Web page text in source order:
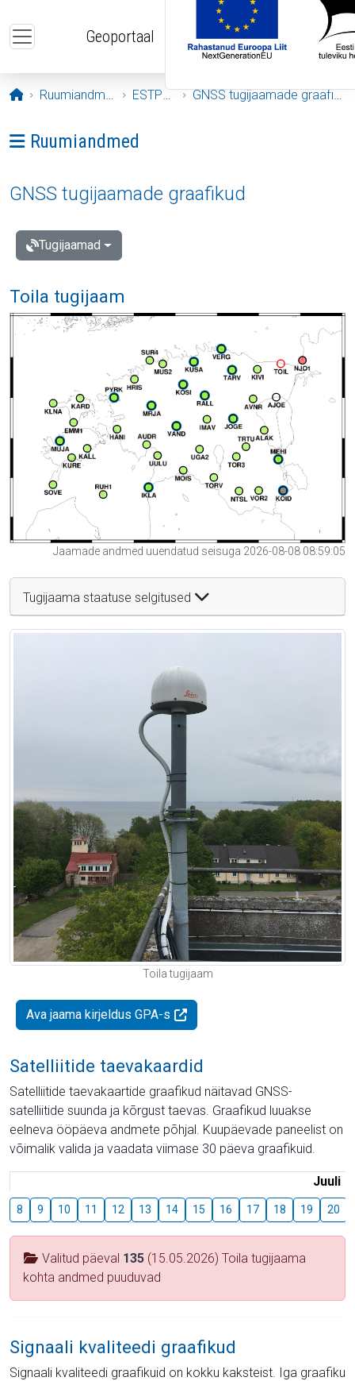
Geoportaal
Avaleht
Ruumiandmed ESTPOS GNSS tugijaamade graafikud
Ava menüü: Ruumiandmed
Ruumiandmed
GNSS tugijaamade graafikud
Tugijaamad
Toila tugijaam
Jaamade andmed uuendatud seisuga 2026-08-08 08:59:05
Tugijaama staatuse selgitused
Toila tugijaam
Ava jaama kirjeldus GPA-s
Satelliitide taevakaardid
Satelliitide taevakaartide graafikud näitavad GNSS-
satelliitide suunda ja kõrgust taevas. Graafikud luuakse
eelneva ööpäeva andmete põhjal. Kuupäevade paneelist on
võimalik valida ja vaadata viimase 30 päeva graafikuid.
Juuli
8 9 10 11 12 13 14 15 16 17 18 19 20
Valitud päeval 135 (15.05.2026) Toila tugijaama
kohta andmed puuduvad
Signaali kvaliteedi graafikud
Signaali kvaliteedi graafikuid on kokku kaksteist. Iga graafiku